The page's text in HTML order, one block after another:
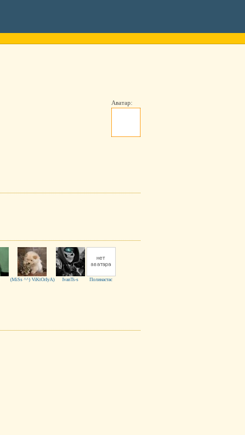
Аватар:
(MiSs ^^) ViKtOrIyA) IvanTs-s Полинастас